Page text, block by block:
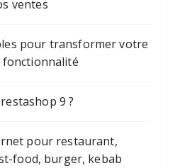
ventes
pour transformer votre
fonctionnalité
9 ?
pour restaurant,
food, burger, kebab